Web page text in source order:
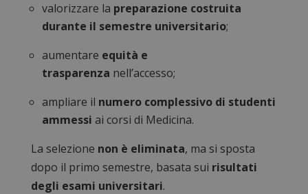
valorizzare la preparazione costruita
durante il semestre universitario;
aumentare equità e
trasparenza nell’accesso;
ampliare il numero complessivo di studenti
ammessi ai corsi di Medicina.
La selezione non è eliminata, ma si sposta
dopo il primo semestre, basata sui risultati
degli esami universitari.